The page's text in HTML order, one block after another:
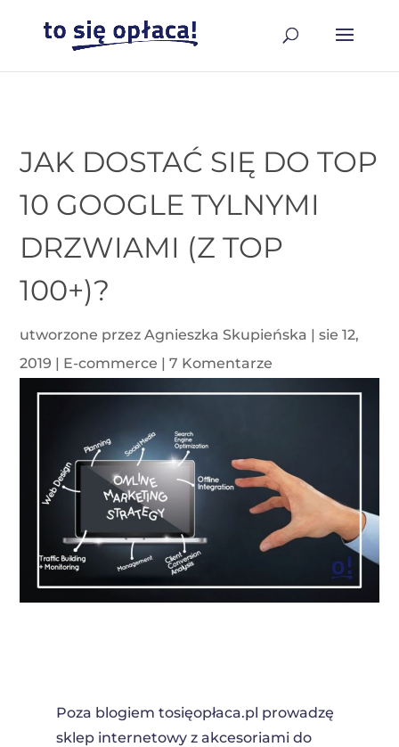
JAK DOSTAĆ SIĘ DO TOP
10 GOOGLE TYLNYMI
DRZWIAMI (Z TOP
100+)?
utworzone przezAgnieszka Skupieńska |sie 12,
2019 | E-commerce |7 Komentarze
Poza blogiem tosięopłaca.pl prowadzę
sklep internetowy z akcesoriami do